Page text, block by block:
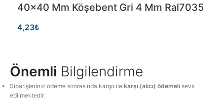
40×40 Mm Köşebent Gri 4 Mm Ral7035
4,23₺
Önemli Bilgilendirme
Siparişleriniz ödeme sonrasında kargo ilekarşı (alıcı) ödemeli sevk
edilmektedir.